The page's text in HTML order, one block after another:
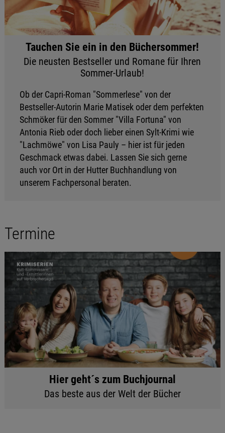
Tauchen Sie ein in den Büchersommer!
Die neusten Bestseller und Romane für Ihren
Sommer-Urlaub!
Ob der Capri-Roman "Sommerlese" von der
Bestseller-Autorin Marie Matisek oder dem perfekten
Schmöker für den Sommer "Villa Fortuna" von
Antonia Rieb oder doch lieber einen Sylt-Krimi wie
"Lachmöwe" von Lisa Pauly – hier ist für jeden
Geschmack etwas dabei. Lassen Sie sich gerne
auch vor Ort in der Hutter Buchhandlung von
unserem Fachpersonal beraten.
Termine
Hier geht´s zum Buchjournal
Das beste aus der Welt der Bücher